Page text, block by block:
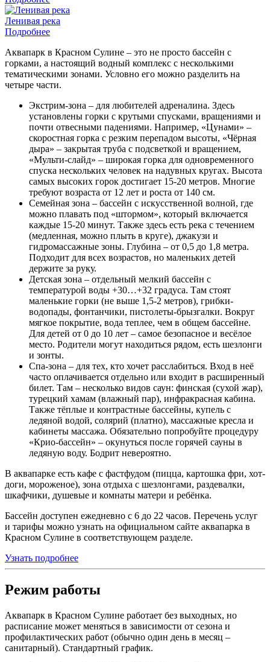
Ленивая река
Подробнее
Аквапарк в Красном Сулине – это не просто бассейн с
горками, а настоящий водный комплекс с несколькими
тематическими зонами. Условно его можно разделить на
четыре части.
Экстрим-зона – для любителей адреналина. Здесь
установлены горки с крутыми спусками, вращениями и
почти отвесными падениями. Например, «Цунами» –
скоростная горка с резким перепадом высоты, «Чёрная
дыра» – закрытая труба с подсветкой и вращением,
«Мульти-слайд» – широкая горка для одновременного
спуска нескольких человек на надувных кругах. Высота
самых высоких горок достигает 15-20 метров. Многие
требуют возраста от 12 лет и роста от 140 см.
Семейная зона – бассейн с искусственной волной, где
можно плавать под «штормом», который включается
каждые 15-20 минут. Также здесь есть река с течением
(медленная, можно плыть в круге), джакузи и
гидромассажные зоны. Глубина – от 0,5 до 1,8 метра.
Подходит для всех возрастов, но маленьких детей
держите за руку.
Детская зона – отдельный мелкий бассейн с
температурой воды +30…+32 градуса. Там стоят
маленькие горки (не выше 1,5-2 метров), грибки-
водопады, фонтанчики, пистолеты-брызгалки. Вокруг
мягкое покрытие, вода теплее, чем в общем бассейне.
Для детей от 0 до 10 лет – самое безопасное и весёлое
место. Родители могут находиться рядом, есть шезлонги
и зонты.
Спа-зона – для тех, кто хочет расслабиться. Вход в неё
часто оплачивается отдельно или входит в расширенный
билет. Там – несколько видов саун: финская (сухой жар),
турецкий хамам (влажный пар), инфракрасная кабина.
Также тёплые и контрастные бассейны, купель с
ледяной водой, солярий (платно), массажные кресла и
кабинеты массажа. Обязательно попробуйте процедуру
«Крио-бассейн» – окунуться после горячей сауны в
ледяную воду. Бодрит невероятно.
В аквапарке есть кафе с фастфудом (пицца, картошка фри, хот-
доги, мороженое), зона отдыха с шезлонгами, раздевалки,
шкафчики, душевые и комнаты матери и ребёнка.
Бассейн доступен ежедневно с 6 до 22 часов. Перечень услуг
и тарифы можно узнать на официальном сайте аквапарка в
Красном Сулине в соответствующем разделе.
Узнать подробнее
Режим работы
Аквапарк в Красном Сулине работает без выходных, но
расписание может меняться в зависимости от сезона и
профилактических работ (обычно один день в месяц –
санитарный). Стандартный график.